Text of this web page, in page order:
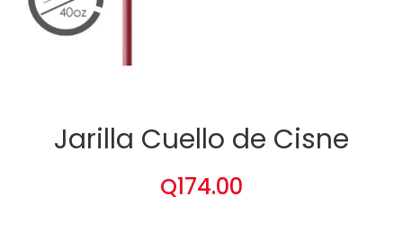
Jarilla Cuello de Cisne
Q174.00